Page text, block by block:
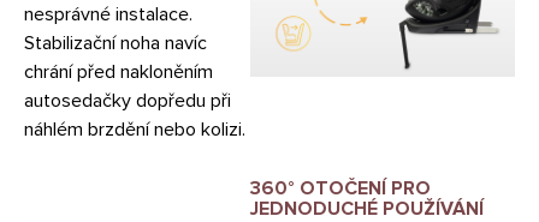
nesprávné instalace.
Stabilizační noha navíc
chrání před nakloněním
autosedačky dopředu při
náhlém brzdění nebo kolizi.
360° OTOČENÍ PRO
JEDNODUCHÉ POUŽÍVÁNÍ